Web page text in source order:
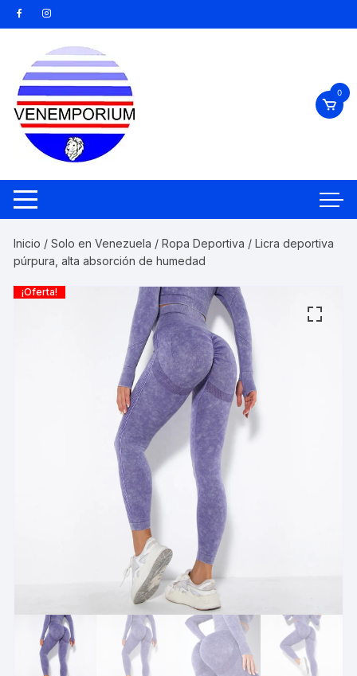
Saltar
al
contenido
0
Inicio /Solo en Venezuela /Ropa Deportiva / Licra deportiva
púrpura, alta absorción de humedad
¡Oferta!